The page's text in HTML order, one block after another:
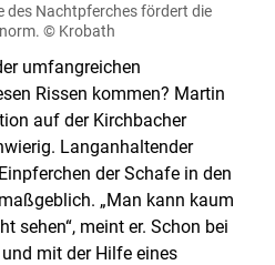
des Nachtpferches fördert die
© Krobath
umfangreichen
Rissen kommen? Martin
auf der Kirchbacher
Langanhaltender
der Schafe in den
„Man kann kaum
sehen“, meint er. Schon bei
mit der Hilfe eines